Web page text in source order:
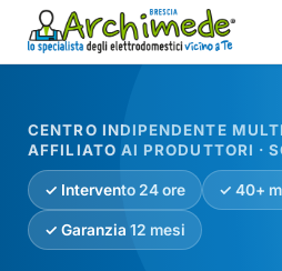
CENTRO INDIPENDENTE
AFFILIATO AI PRODUTTORI ·
✓ Intervento 24 ore ✓ 40+
✓ Garanzia 12 mesi